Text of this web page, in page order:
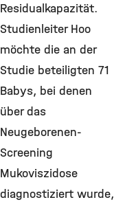
Residualkapazität.
Studienleiter Hoo
möchte die an der
Studie beteiligten 71
Babys, bei denen
über das
Neugeborenen-
Screening
Mukoviszidose
diagnostiziert wurde,